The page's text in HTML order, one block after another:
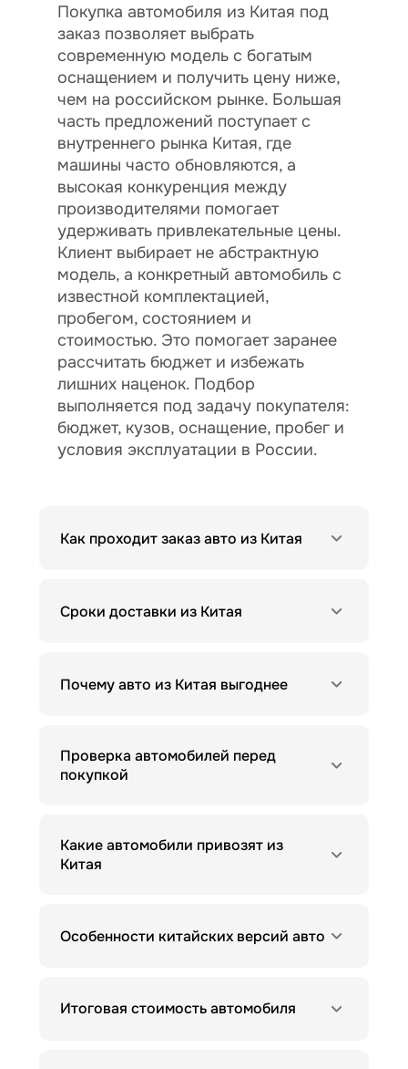
Покупка автомобиля из Китая под
заказ позволяет выбрать
современную модель с богатым
оснащением и получить цену ниже,
чем на российском рынке. Большая
часть предложений поступает с
внутреннего рынка Китая, где
машины часто обновляются, а
высокая конкуренция между
производителями помогает
удерживать привлекательные цены.
Клиент выбирает не абстрактную
модель, а конкретный автомобиль с
известной комплектацией,
пробегом, состоянием и
стоимостью. Это помогает заранее
рассчитать бюджет и избежать
лишних наценок. Подбор
выполняется под задачу покупателя:
бюджет, кузов, оснащение, пробег и
условия эксплуатации в России.
Как проходит заказ авто из Китая
Сроки доставки из Китая
Почему авто из Китая выгоднее
Проверка автомобилей перед
покупкой
Какие автомобили привозят из
Китая
Особенности китайских версий авто
Итоговая стоимость автомобиля